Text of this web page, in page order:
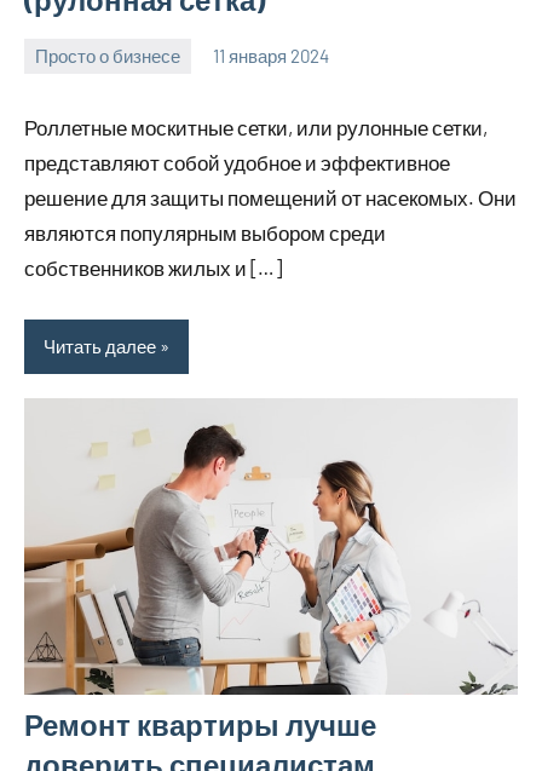
Просто о бизнесе 11 января 2024
Avtor
Нет
Роллетные москитные сетки, или рулонные сетки,
представляют собой удобное и эффективное
решение для защиты помещений от насекомых. Они
являются популярным выбором среди
собственников жилых и […]
Читать далее
Ремонт квартиры лучше
доверить специалистам